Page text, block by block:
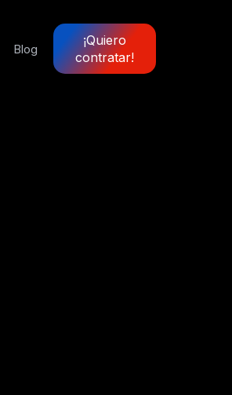
Blog
¡Quiero
contratar!